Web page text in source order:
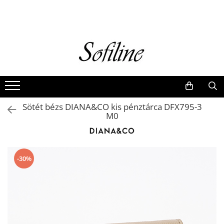
Valódi bőr
Hátizsákok
Elegáns kistáskák
Sötét bézs DIANA&CO kis pénztárca DFX795-3
M0
-30%